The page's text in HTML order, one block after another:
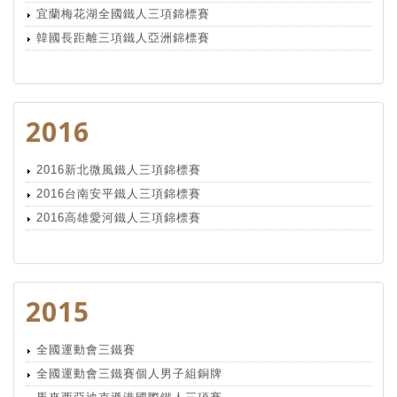
宜蘭梅花湖全國鐵人三項錦標賽
韓國長距離三項鐵人亞洲錦標賽
2016
2016新北微風鐵人三項錦標賽
2016台南安平鐵人三項錦標賽
2016高雄愛河鐵人三項錦標賽
2015
全國運動會三鐵賽
全國運動會三鐵賽個人男子組銅牌